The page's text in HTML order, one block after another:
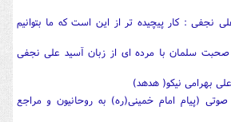
نجفی : کار پیچیده تر از این است که ما بتوانیم
سلمان با مرده ای از زبان آسید علی نجفی
بهرامی نیکو( هدهد)
(پیام امام خمینی(ره) به روحانیون و مراجع